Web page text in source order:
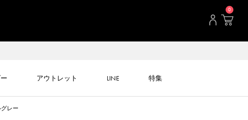
0
アウトレット LINE 特集
レー